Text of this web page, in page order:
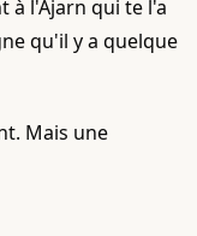
à l'Ajarn qui te l'a
qu'il y a quelque
Mais une